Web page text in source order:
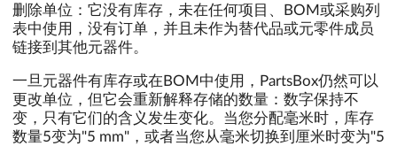
删除单位：它没有库存，未在任何项目、BOM或采购列
表中使用，没有订单，并且未作为替代品或元零件成员
链接到其他元器件。
一旦元器件有库存或在BOM中使用，PartsBox仍然可以
更改单位，但它会重新解释存储的数量：数字保持不
变，只有它们的含义发生变化。当您分配毫米时，库存
数量5变为"5 mm"，或者当您从毫米切换到厘米时变为"5